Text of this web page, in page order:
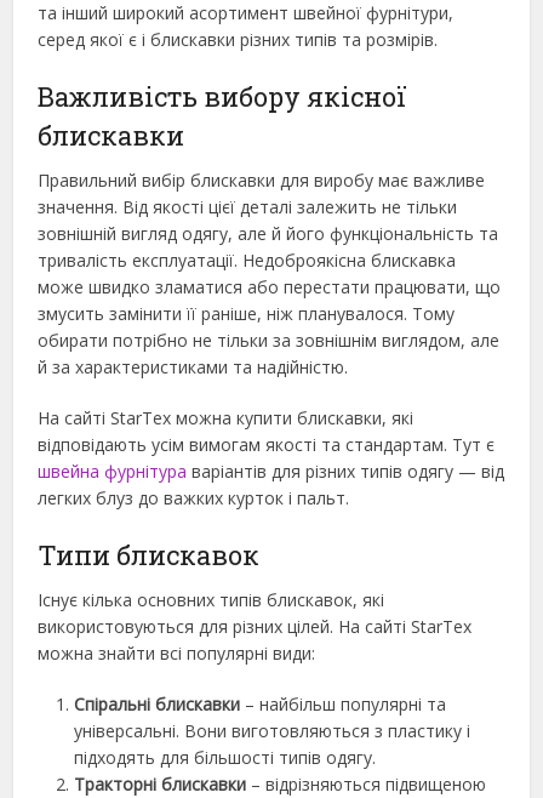
та інший широкий асортимент швейної фурнітури,
серед якої є і блискавки різних типів та розмірів.
Важливість вибору якісної
блискавки
Правильний вибір блискавки для виробу має важливе
значення. Від якості цієї деталі залежить не тільки
зовнішній вигляд одягу, але й його функціональність та
тривалість експлуатації. Недоброякісна блискавка
може швидко зламатися або перестати працювати, що
змусить замінити її раніше, ніж планувалося. Тому
обирати потрібно не тільки за зовнішнім виглядом, але
й за характеристиками та надійністю.
На сайті StarTex можна купити блискавки, які
відповідають усім вимогам якості та стандартам. Тут є
швейна фурнітура варіантів для різних типів одягу — від
легких блуз до важких курток і пальт.
Типи блискавок
Існує кілька основних типів блискавок, які
використовуються для різних цілей. На сайті StarTex
можна знайти всі популярні види:
Спіральні блискавки – найбільш популярні та
універсальні. Вони виготовляються з пластику і
підходять для більшості типів одягу.
Тракторні блискавки – відрізняються підвищеною